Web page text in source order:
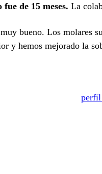
de 15 meses. La
bueno. Los molares
y hemos mejorado la